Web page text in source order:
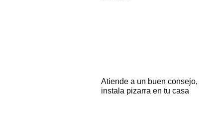
Atiende a un buen consejo,
instala pizarra en tu casa